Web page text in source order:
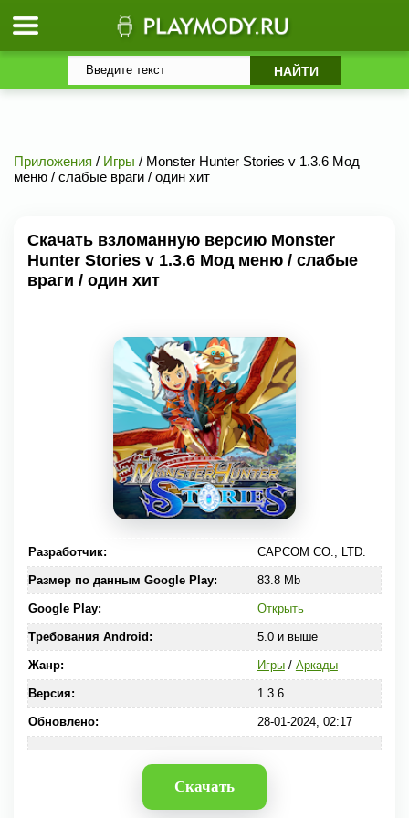
Приложения / Игры / Monster Hunter Stories v 1.3.6 Мод
меню / слабые враги / один хит
Скачать взломанную версию Monster
Hunter Stories v 1.3.6 Мод меню / слабые
враги / один хит
Разработчик: CAPCOM CO., LTD.
Размер по данным Google Play: 83.8 Mb
Google Play: Открыть
Требования Android: 5.0 и выше
Жанр: Игры/ Аркады
Версия: 1.3.6
Обновлено: 28-01-2024, 02:17
Скачать